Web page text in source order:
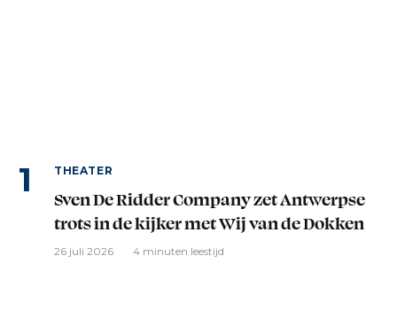
THEATER
Sven De Ridder Company zet Antwerpse
trots in de kijker met Wij van de Dokken
26 juli 2026 4 minuten leestijd